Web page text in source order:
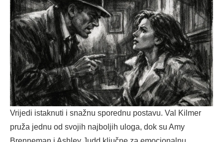
Vrijedi istaknuti i snažnu sporednu postavu. Val Kilmer
pruža jednu od svojih najboljih uloga, dok su Amy